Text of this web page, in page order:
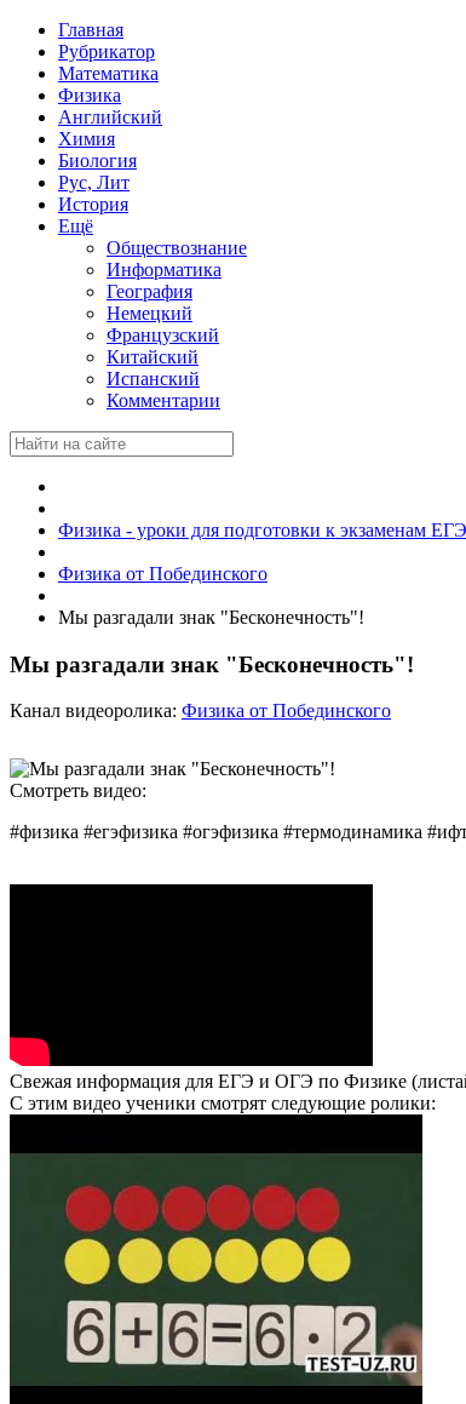
Главная
Рубрикатор
Математика
Физика
Английский
Химия
Биология
Рус, Лит
История
Ещё
Обществознание
Информатика
География
Немецкий
Французский
Китайский
Испанский
Комментарии
Физика - уроки для подготовки к экзаменам
Физика от Побединского
Мы разгадали знак "Бесконечность"!
Мы разгадали знак "Бесконечность"!
Канал видеоролика: Физика от Побединского
Смотреть видео:
#физика #егэфизика #огэфизика #термодинамика
Свежая информация для ЕГЭ и ОГЭ по Физике
С этим видео ученики смотрят следующие ролики: